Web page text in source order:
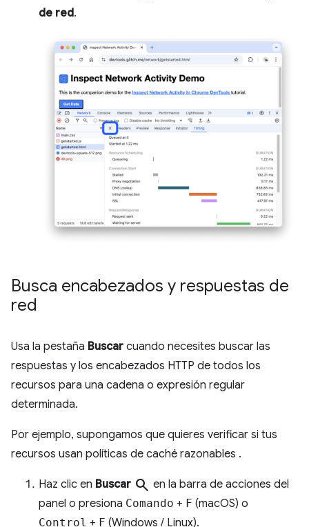
de red.
Busca encabezados y respuestas de
red
Usa la pestaña Buscar cuando necesites buscar las
respuestas y los encabezados HTTP de todos los
recursos para una cadena o expresión regular
determinada.
Por ejemplo, supongamos que quieres verificar si tus
recursos usan políticas de caché razonables .
Haz clic en Buscar search en la barra de acciones del
panel o presiona Comando + F (macOS) o
Control + F (Windows / Linux).